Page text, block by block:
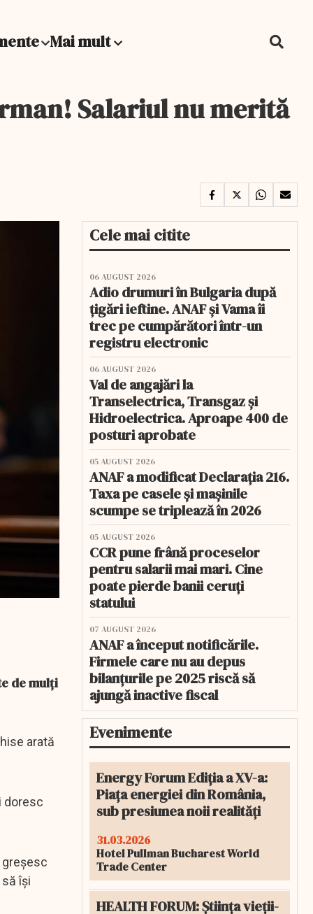
Mai mult
Salariul nu merită
de mulți
arată
doresc
își
Cele mai citite
06 AUGUST 2026
Adio drumuri în Bulgaria după
țigări ieftine. ANAF și Vama îi
trec pe cumpărători într-un
registru electronic
06 AUGUST 2026
Val de angajări la
Transelectrica, Transgaz și
Hidroelectrica. Aproape 400 de
posturi aprobate
05 AUGUST 2026
ANAF a modificat Declarația 216.
Taxa pe casele și mașinile
scumpe se triplează în 2026
05 AUGUST 2026
CCR pune frână proceselor
pentru salarii mai mari. Cine
poate pierde banii ceruți
statului
07 AUGUST 2026
ANAF a început notificările.
Firmele care nu au depus
bilanțurile pe 2025 riscă să
ajungă inactive fiscal
Evenimente
Energy Forum Ediția a XV-a:
Piața energiei din România,
sub presiunea noii realități
31.03.2026
Hotel Pullman Bucharest World
Trade Center
HEALTH FORUM: Știința vieții-